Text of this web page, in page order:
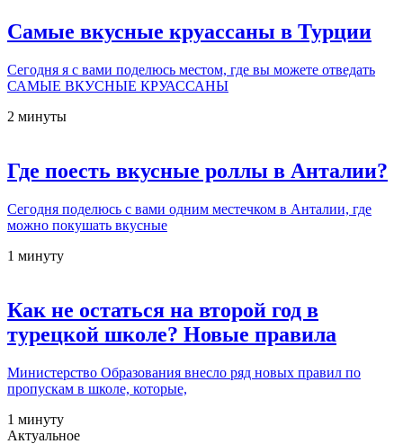
Самые вкусные круассаны в Турции
Сегодня я с вами поделюсь местом, где вы можете отведать
САМЫЕ ВКУСНЫЕ КРУАССАНЫ
2 минуты
Где поесть вкусные роллы в Анталии?
Сегодня поделюсь с вами одним местечком в Анталии, где
можно покушать вкусные
1 минуту
Как не остаться на второй год в
турецкой школе? Новые правила
Министерство Образования внесло ряд новых правил по
пропускам в школе, которые,
1 минуту
Актуальное